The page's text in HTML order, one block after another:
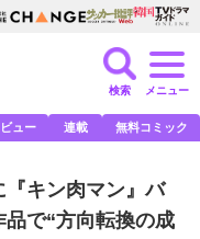
検索 メニュー
ュー 連載 無料コミック
『キン肉マン』バ
で“方向転換の成